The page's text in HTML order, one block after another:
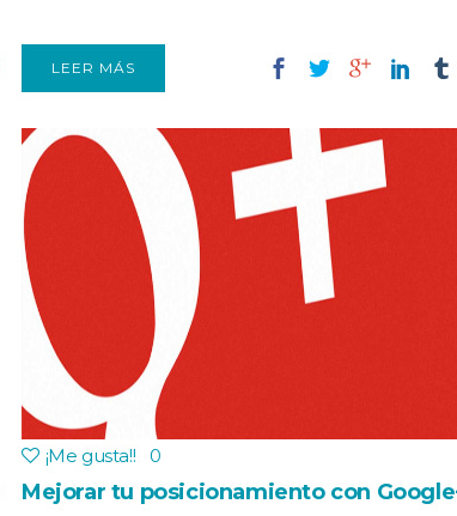
LEER MÁS
¡Me gusta!! 0
Mejorar tu posicionamiento con